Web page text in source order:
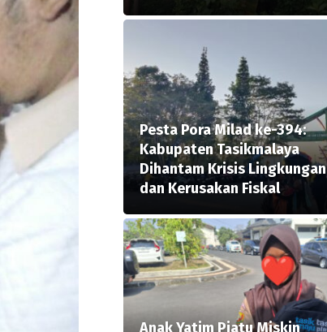
Pesta Pora Milad ke-394:
Kabupaten Tasikmalaya
Dihantam Krisis Lingkungan
dan Kerusakan Fiskal
Anak Yatim Piatu Miskin